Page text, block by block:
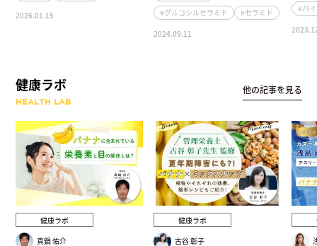
2026.01.15
#グルコシルセラミド
#セラミド
2024.09.11
#パ
健康ラボ
HEALTH LAB
他の記事を見る
健康ラボ
真鍋 佑介
健康ラボ
古谷 彰子